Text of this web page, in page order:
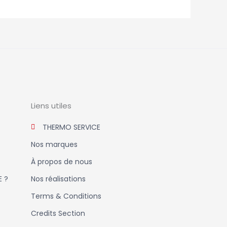
?
Liens utiles
THERMO SERVICE
Nos marques
À propos de nous
Nos réalisations
Terms & Conditions
Credits Section